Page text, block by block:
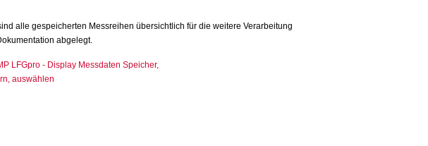
alle gespeicherten Messreihen übersichtlich für die weitere Verarbeitung
abgelegt.